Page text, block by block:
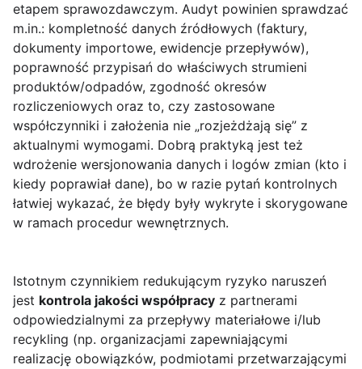
etapem sprawozdawczym. Audyt powinien sprawdzać
m.in.: kompletność danych źródłowych (faktury,
dokumenty importowe, ewidencje przepływów),
poprawność przypisań do właściwych strumieni
produktów/odpadów, zgodność okresów
rozliczeniowych oraz to, czy zastosowane
współczynniki i założenia nie „rozjeżdżają się” z
aktualnymi wymogami. Dobrą praktyką jest też
wdrożenie wersjonowania danych i logów zmian (kto i
kiedy poprawiał dane), bo w razie pytań kontrolnych
łatwiej wykazać, że błędy były wykryte i skorygowane
w ramach procedur wewnętrznych.
Istotnym czynnikiem redukującym ryzyko naruszeń
jest kontrola jakości współpracy z partnerami
odpowiedzialnymi za przepływy materiałowe i/lub
recykling (np. organizacjami zapewniającymi
realizację obowiązków, podmiotami przetwarzającymi